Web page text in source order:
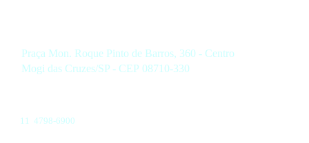
Praça Mon. Roque Pinto de Barros, 360 - Centro
Mogi das Cruzes/SP - CEP 08710-330
11 4798-6900